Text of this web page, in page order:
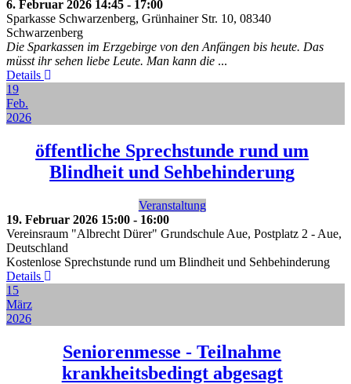
6. Februar 2026 14:45 - 17:00
Sparkasse Schwarzenberg, Grünhainer Str. 10, 08340
Schwarzenberg
Die Sparkassen im Erzgebirge von den Anfängen bis heute. Das
müsst ihr sehen liebe Leute. Man kann die ...
Details
19
Feb.
2026
öffentliche Sprechstunde rund um
Blindheit und Sehbehinderung
Veranstaltung
19. Februar 2026 15:00 - 16:00
Vereinsraum "Albrecht Dürer" Grundschule Aue, Postplatz 2 - Aue,
Deutschland
Kostenlose Sprechstunde rund um Blindheit und Sehbehinderung
Details
15
März
2026
Seniorenmesse - Teilnahme
krankheitsbedingt abgesagt